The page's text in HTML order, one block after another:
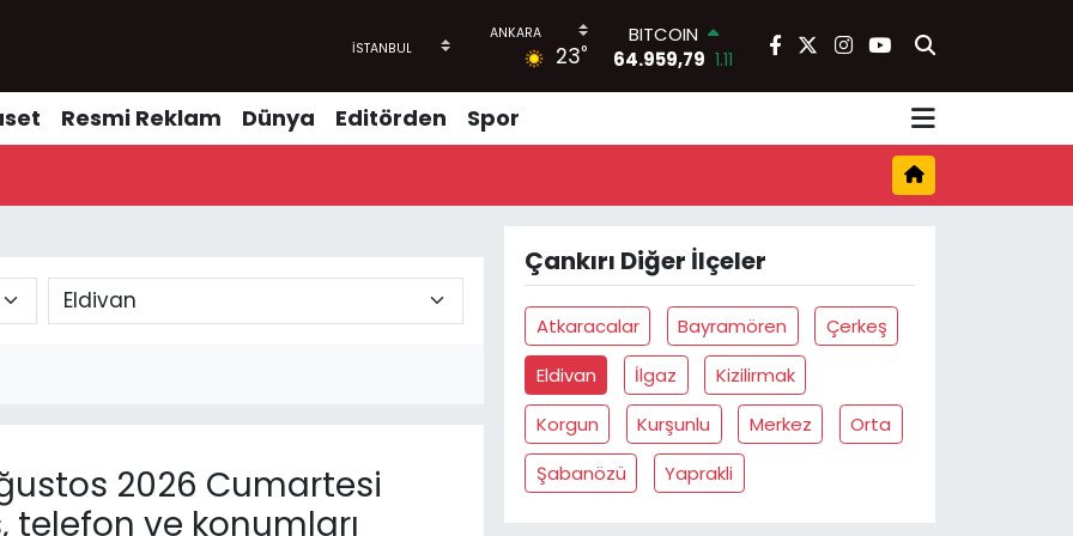
23°
BITCOIN
64.959,79 1.11
64,4811 0.38
6660.55 0.03
BİST100
13.779 -14
Resmi Reklam Dünya Editörden Spor
2026 Cumartesi
ve konumları
Çankırı Diğer İlçeler
Atkaracalar Bayramören
Çerkeş
Eldivan
İlgaz
Kizilirmak
Korgun
Kurşunlu Merkez
Orta
Şabanözü
Yaprakli